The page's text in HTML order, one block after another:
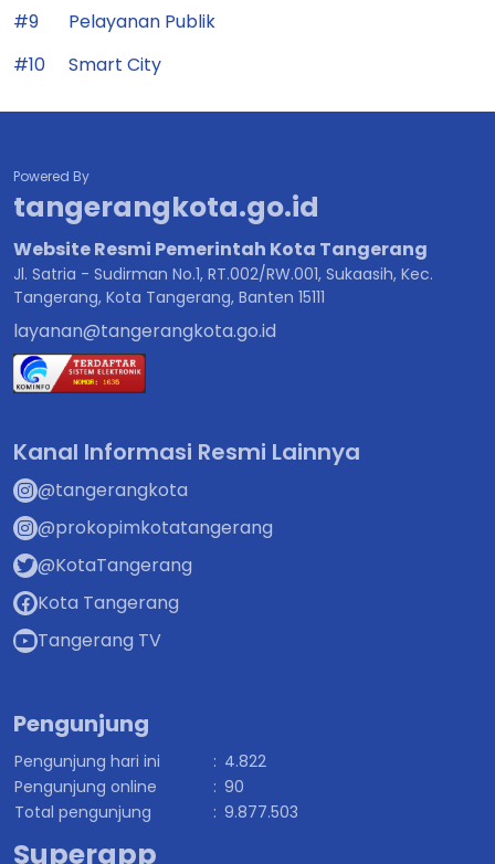
#9
Pelayanan Publik
#10
Smart City
Powered By
tangerangkota.go.id
Website Resmi Pemerintah Kota Tangerang
Jl. Satria - Sudirman No.1, RT.002/RW.001, Sukaasih, Kec.
Tangerang, Kota Tangerang, Banten 15111
layanan@tangerangkota.go.id
Kanal Informasi Resmi Lainnya
@tangerangkota
@prokopimkotatangerang
@KotaTangerang
Kota Tangerang
Tangerang TV
Pengunjung
Pengunjung hari ini : 4.822
Pengunjung online
: 90
Total pengunjung
: 9.877.503
Superapp